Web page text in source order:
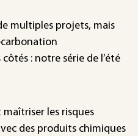
multiples projets, mais
: notre série de l’été
les risques
des produits chimiques